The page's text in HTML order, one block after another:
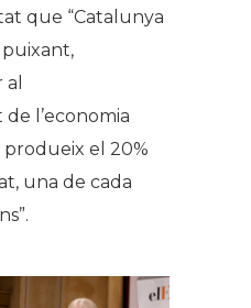
que “Catalunya
l’economia
produeix el 20%
una de cada